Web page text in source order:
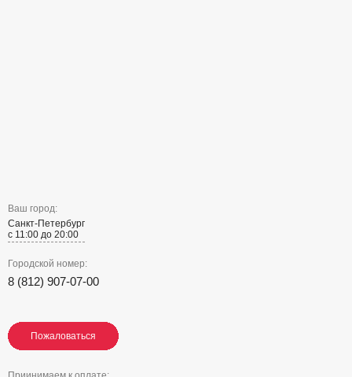
Ваш город:
Санкт-Петербург
с 11:00 до 20:00
Городской номер:
8 (812) 907-07-00
Пожаловаться
Пожаловаться
Пожаловаться